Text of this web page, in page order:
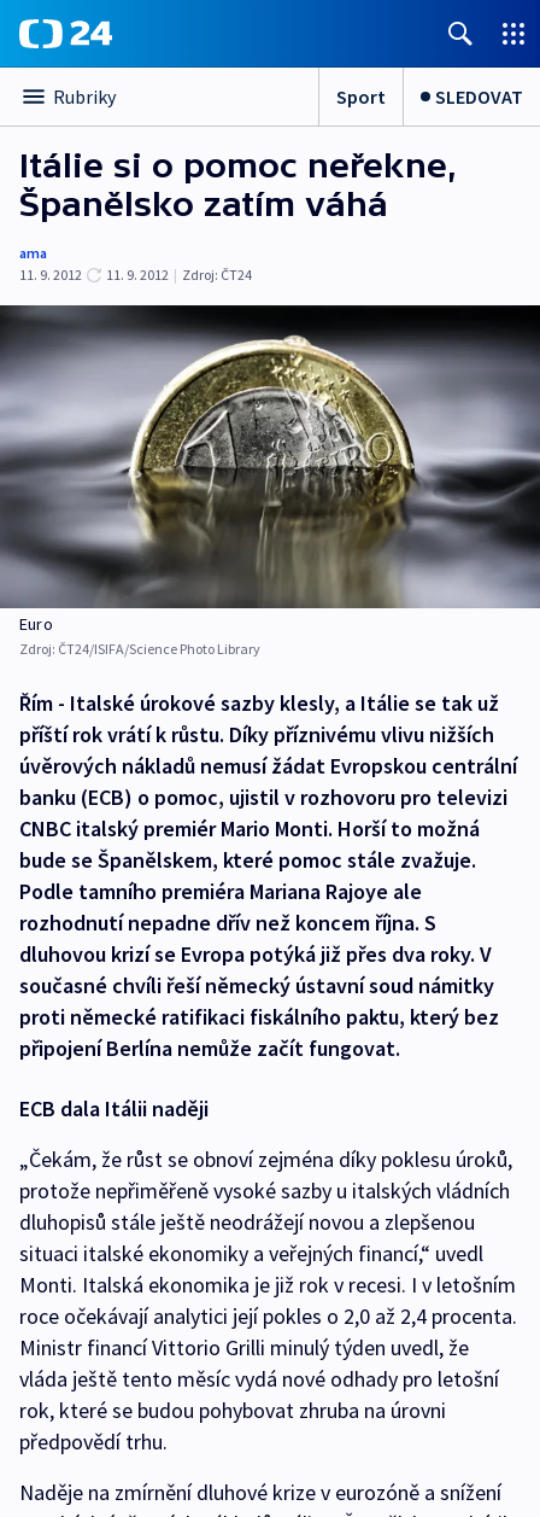
Rubriky Sport SLEDOVAT
Itálie si o pomoc neřekne,
Španělsko zatím váhá
ama
11. 9. 2012
11. 9. 2012 | Zdroj: ČT24
Euro
Zdroj: ČT24/ISIFA/Science Photo Library
Řím - Italské úrokové sazby klesly, a Itálie se tak už
příští rok vrátí k růstu. Díky příznivému vlivu nižších
úvěrových nákladů nemusí žádat Evropskou centrální
banku (ECB) o pomoc, ujistil v rozhovoru pro televizi
CNBC italský premiér Mario Monti. Horší to možná
bude se Španělskem, které pomoc stále zvažuje.
Podle tamního premiéra Mariana Rajoye ale
rozhodnutí nepadne dřív než koncem října. S
dluhovou krizí se Evropa potýká již přes dva roky. V
současné chvíli řeší německý ústavní soud námitky
proti německé ratifikaci fiskálního paktu, který bez
připojení Berlína nemůže začít fungovat.
ECB dala Itálii naději
„Čekám, že růst se obnoví zejména díky poklesu úroků,
protože nepřiměřeně vysoké sazby u italských vládních
dluhopisů stále ještě neodrážejí novou a zlepšenou
situaci italské ekonomiky a veřejných financí,“ uvedl
Monti. Italská ekonomika je již rok v recesi. I v letošním
roce očekávají analytici její pokles o 2,0 až 2,4 procenta.
Ministr financí Vittorio Grilli minulý týden uvedl, že
vláda ještě tento měsíc vydá nové odhady pro letošní
rok, které se budou pohybovat zhruba na úrovni
předpovědí trhu.
Naděje na zmírnění dluhové krize v eurozóně a snížení